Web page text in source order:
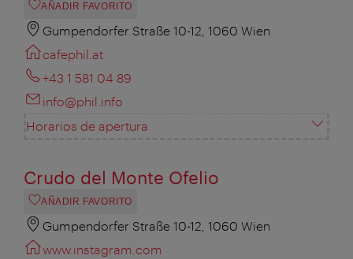
AÑADIR FAVORITO
Gumpendorfer Straße 10-12, 1060 Wien
cafephil.at
+43 1 581 04 89
info@phil.info
Horarios de apertura
Crudo del Monte Ofelio
AÑADIR FAVORITO
Gumpendorfer Straße 10-12, 1060 Wien
www.instagram.com